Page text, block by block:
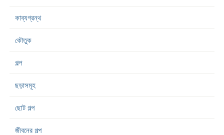
কাব্যগ্রন্থ
কৌতুক
গল্প
ছড়াসমূহ
ছোট গল্প
জীবনের গল্প